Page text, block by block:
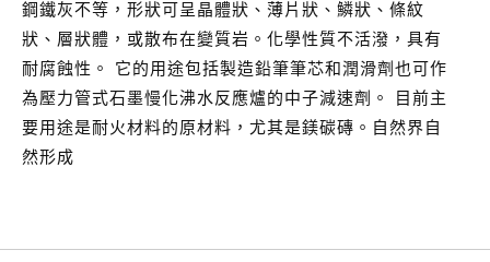
鋼鐵灰不等，形狀可呈晶體狀、薄片狀、鱗狀、條紋
狀、層狀體，或散布在變質岩。化學性質不活潑，具有
耐腐蝕性。 它的用途包括製造鉛筆筆芯和潤滑劑也可作
為壓力管式石墨慢化沸水反應爐的中子減速劑。 目前主
要用途是耐火材料的原材料，尤其是鎂碳磚。自然界自
然形成